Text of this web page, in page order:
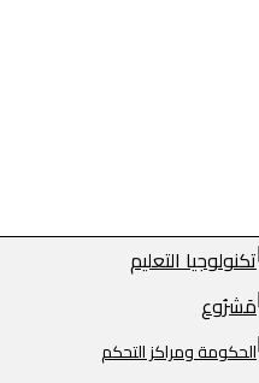
تكنولوجيا التعليم
مَشرُوع
الحكومة ومراكز التحكم